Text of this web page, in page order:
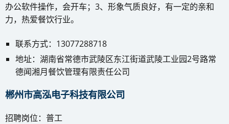
办公软件操作，会开车；3、形象气质良好，有一定的亲和
力，热爱餐饮行业。
联系方式：13077288718
地址：湖南省常德市武陵区东江街道武陵工业园2号路常
德闻湘月餐饮管理有限责任公司
郴州市高泓电子科技有限公司
招聘岗位：普工